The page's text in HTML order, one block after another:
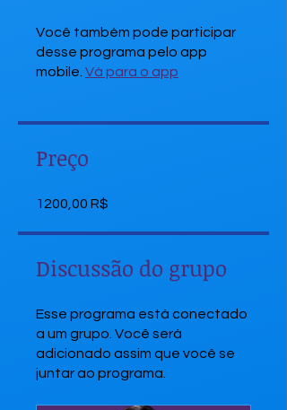
Você também pode participar
desse programa pelo app
mobile. Vá para o app
Preço
1200,00 R$
Discussão do grupo
Esse programa está conectado
a um grupo. Você será
adicionado assim que você se
juntar ao programa.